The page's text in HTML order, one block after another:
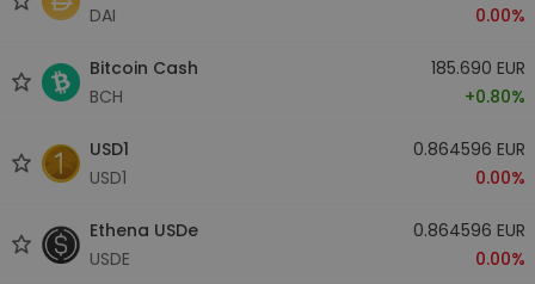
DAI
0.00%
Bitcoin Cash
BCH
185.690 EUR
+0.80%
USD1
USD1
0.864596 EUR
0.00%
Ethena USDe
USDE
0.864596 EUR
0.00%